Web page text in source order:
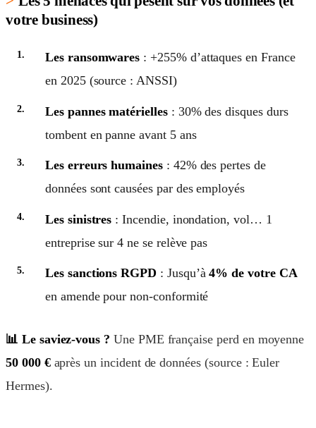
votre business)
Les ransomwares : +255% d’attaques en France
en 2025 (source : ANSSI)
Les pannes matérielles: 30% des disques durs
tombent en panne avant 5 ans
Les erreurs humaines: 42% des pertes de
données sont causées par des employés
Les sinistres : Incendie, inondation, vol… 1
entreprise sur 4 ne se relève pas
Les sanctions RGPD : Jusqu’à4% de votre CA
en amende pour non-conformité
📊 Le saviez-vous ? Une PME française perd en moyenne
50 000 €après un incident de données (source : Euler
Hermes).